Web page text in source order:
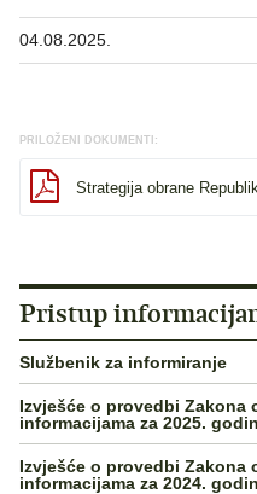
04.08.2025.
PRILOŽENI DOKUMENTI:
Strategija obrane
Pristup
Službenik za informiranje
Izvješće o provedbi Zakona
informacijama za 2025.
Izvješće o provedbi Zakona
informacijama za 2024.